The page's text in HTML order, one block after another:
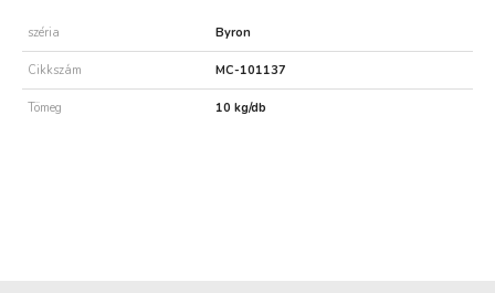
széria Byron
Cikkszám MC-101137
Tömeg 10 kg/db